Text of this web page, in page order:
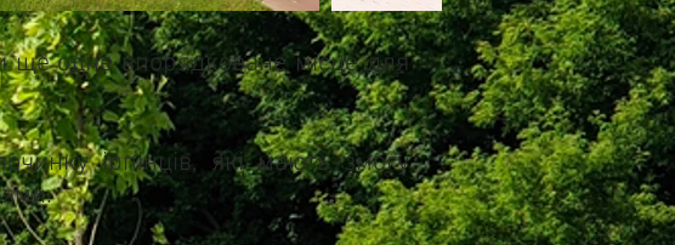
ще одне впорядковане місце для
ірпінців, які мають змогу